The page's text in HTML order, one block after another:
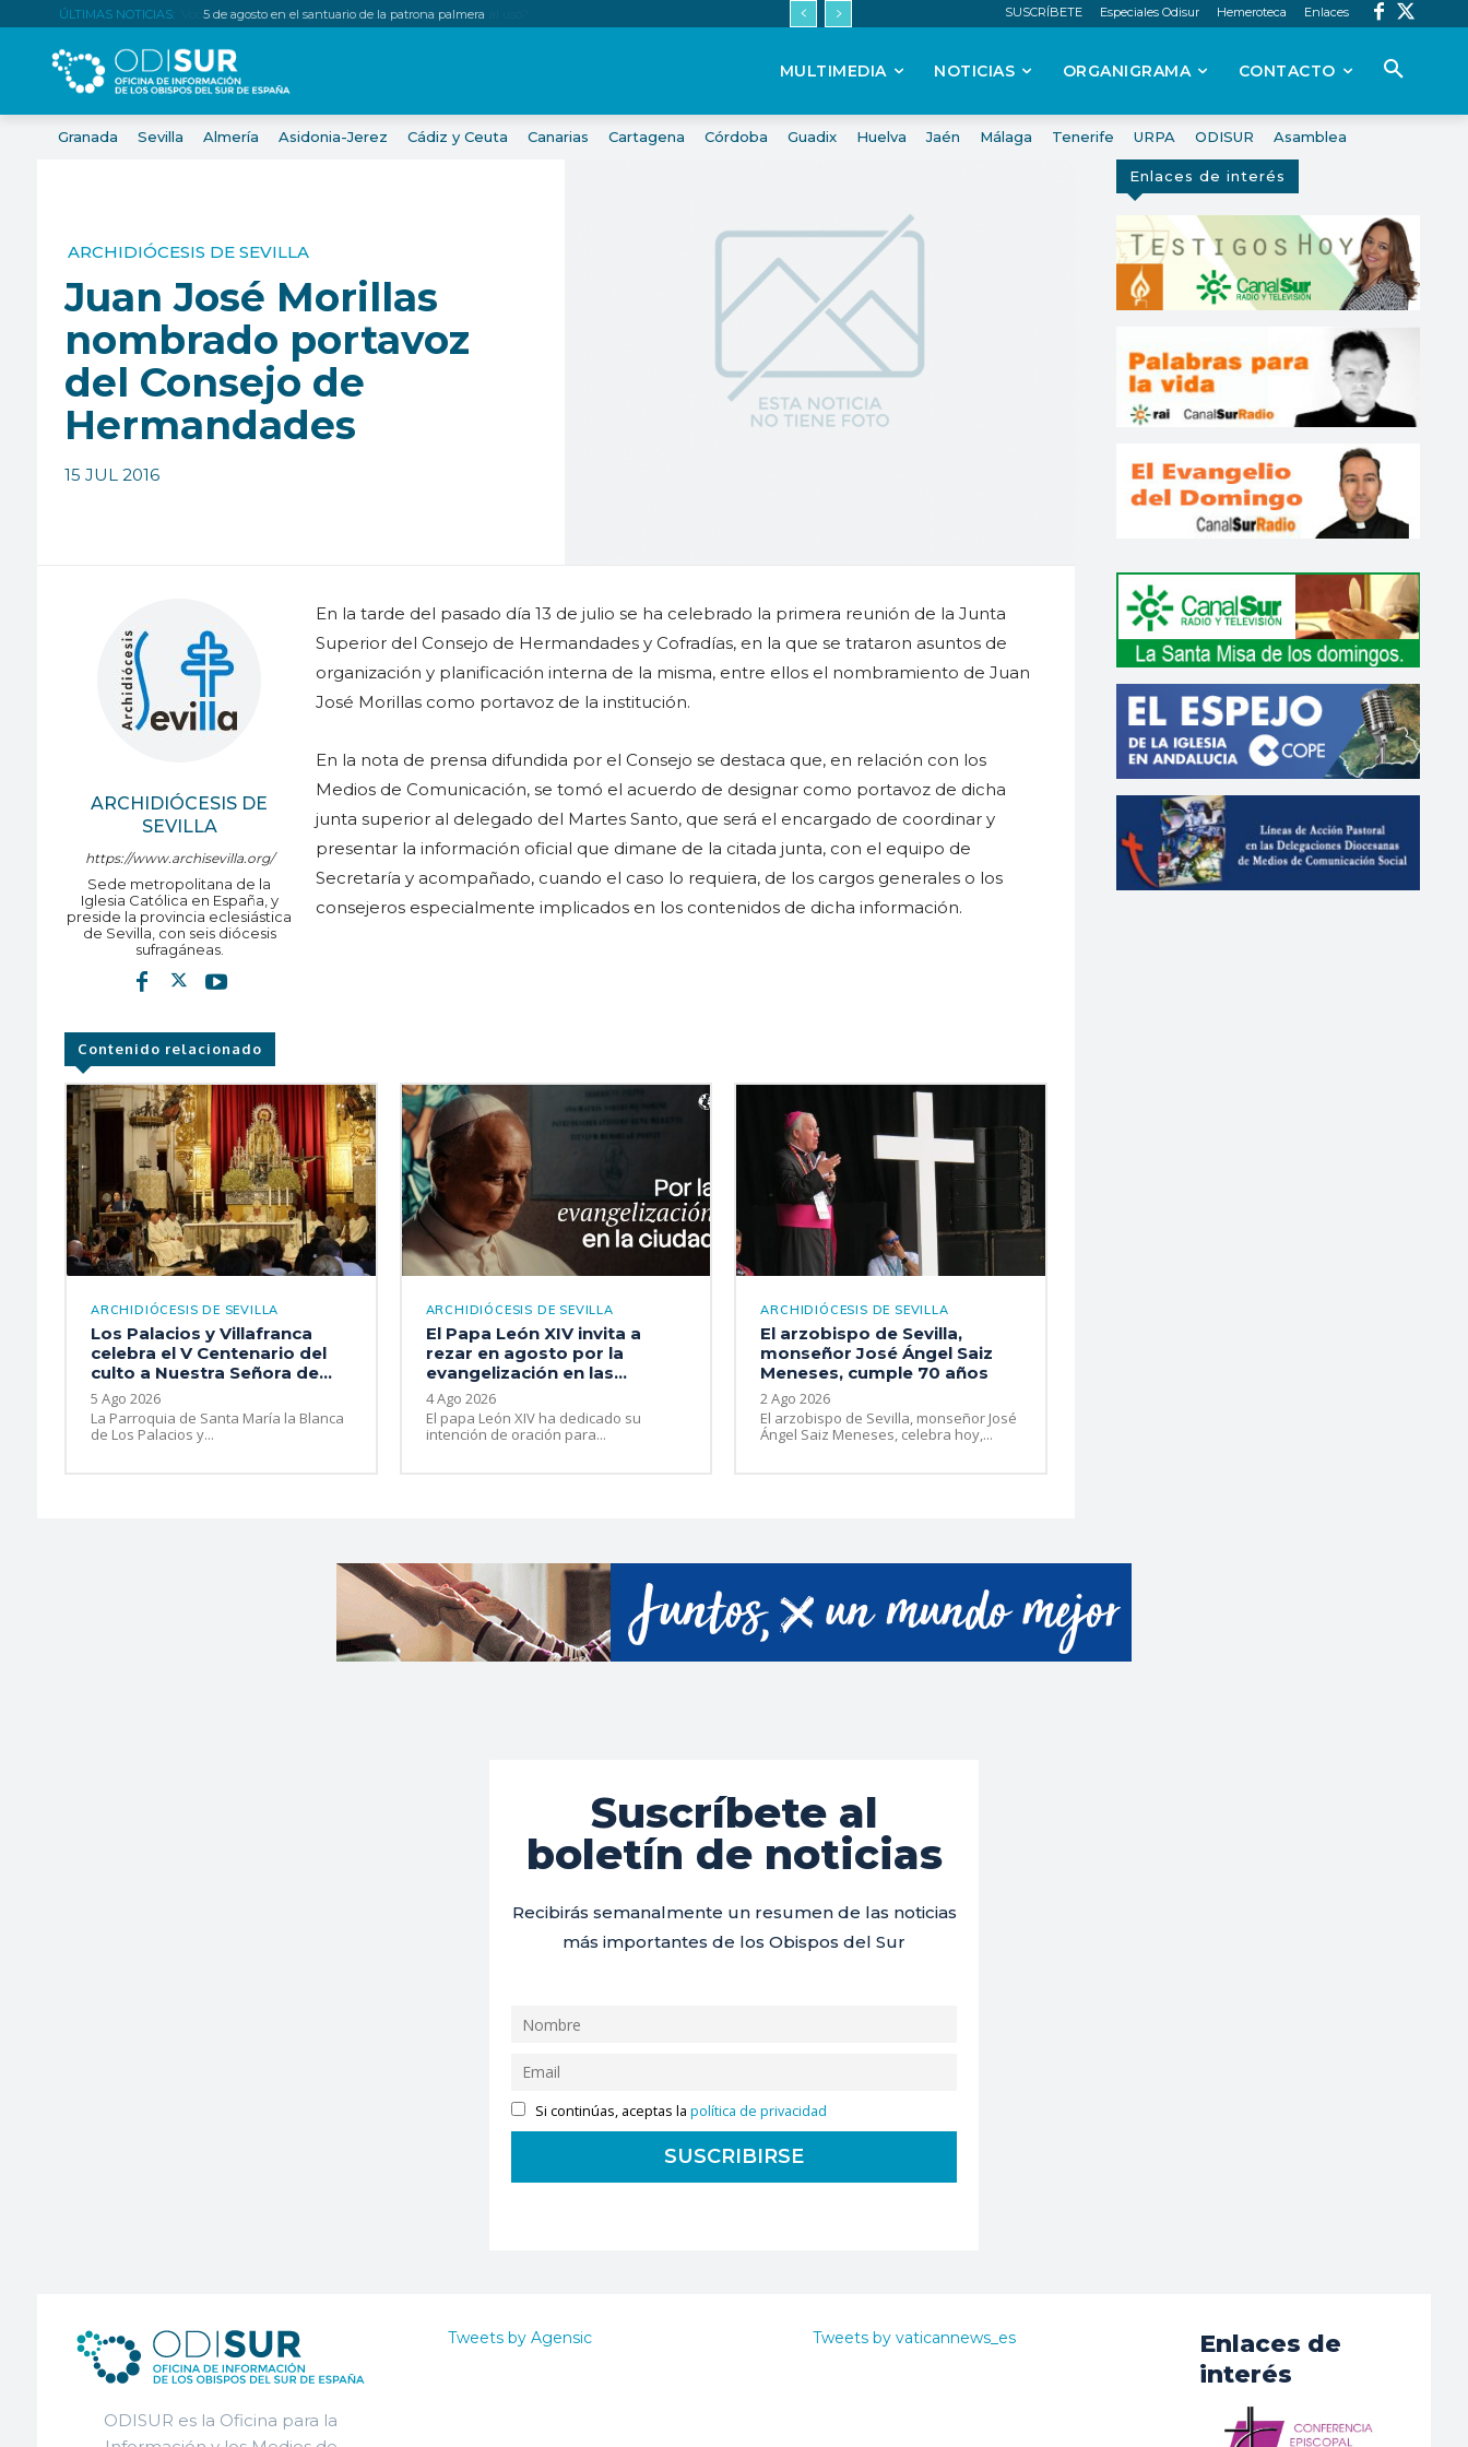
ÚLTIMAS NOTICIAS: 5 de agosto en el santuario de la patrona palmera SUSCRÍBETE Especiales Odisur Hemeroteca Enlaces
MULTIMEDIA NOTICIAS ORGANIGRAMA CONTACTO
Granada Sevilla Almería Asidonia-Jerez Cádiz y Ceuta Canarias Cartagena Córdoba Guadix Huelva Jaén Málaga Tenerife URPA ODISUR Asamblea
ARCHIDIÓCESIS DE SEVILLA
Juan José Morillas
nombrado portavoz
del Consejo de
Hermandades
15 JUL 2016
ARCHIDIÓCESIS DE
SEVILLA
https://www.archisevilla.org/
Sede metropolitana de la
Iglesia Católica en España, y
preside la provincia eclesiástica
de Sevilla, con seis diócesis
sufragáneas.
En la tarde del pasado día 13 de julio se ha celebrado la primera reunión de la Junta
Superior del Consejo de Hermandades y Cofradías, en la que se trataron asuntos de
organización y planificación interna de la misma, entre ellos el nombramiento de Juan
José Morillas como portavoz de la institución.
En la nota de prensa difundida por el Consejo se destaca que, en relación con los
Medios de Comunicación, se tomó el acuerdo de designar como portavoz de dicha
junta superior al delegado del Martes Santo, que será el encargado de coordinar y
presentar la información oficial que dimane de la citada junta, con el equipo de
Secretaría y acompañado, cuando el caso lo requiera, de los cargos generales o los
consejeros especialmente implicados en los contenidos de dicha información.
Contenido relacionado
ARCHIDIÓCESIS DE SEVILLA
Los Palacios y Villafranca
celebra el V Centenario del
culto a Nuestra Señora de...
5 Ago 2026
La Parroquia de Santa María la Blanca
de Los Palacios y...
ARCHIDIÓCESIS DE SEVILLA
El Papa León XIV invita a
rezar en agosto por la
evangelización en las...
4 Ago 2026
El papa León XIV ha dedicado su
intención de oración para...
ARCHIDIÓCESIS DE SEVILLA
El arzobispo de Sevilla,
monseñor José Ángel Saiz
Meneses, cumple 70 años
2 Ago 2026
El arzobispo de Sevilla, monseñor José
Ángel Saiz Meneses, celebra hoy,...
Enlaces de interés
Suscríbete al
boletín de noticias
Recibirás semanalmente un resumen de las noticias
más importantes de los Obispos del Sur
Si continúas, aceptas lapolítica de privacidad
ODISUR es la Oficina para la
Tweets by Agensic Tweets by vaticannews_es
Enlaces de
interés